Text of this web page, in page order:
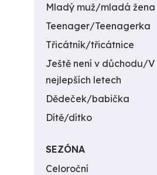
Mladý muž/mladá žena
Teenager/Teenagerka
Třicátník/třicátnice
Ještě není v důchodu/V
nejlepších letech
Dědeček/babička
Dítě/dítko
SEZÓNA
Celoroční